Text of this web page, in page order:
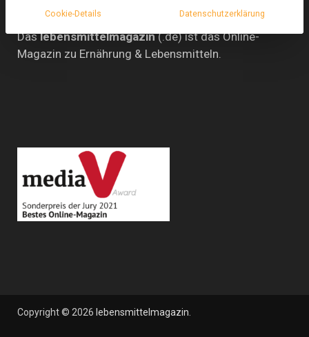
Daslebensmittelmagazin(.de) ist das Online-
Magazin zu Ernährung & Lebensmitteln.
Copyright © 2026 lebensmittelmagazin
Cookie-Details Datenschutzerklärung